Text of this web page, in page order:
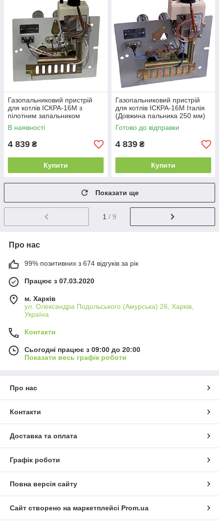
Газопальниковий пристрій
для котлів ІСКРА-16М з
пілотним запальником
(Довжина пальника 250 мм)
В наявності
4 839 ₴
Купити
Газопальниковий пристрій
для котлів ІСКРА-16М Італія
(Довжина пальника 250 мм)
Готово до відправки
4 839 ₴
Купити
Показати ще
1 / 9
Про нас
99% позитивних з 674 відгуків за рік
Працює з 07.03.2020
м. Харків
ул. Олександра Подольського (Амурська) 26, Харків,
Україна
Контакти
Сьогодні працює з 09:00 до 20:00
Показати весь графік роботи
Про нас
Контакти
Доставка та оплата
Графік роботи
Повна версія сайту
Сайт створено на маркетплейсі Prom.ua